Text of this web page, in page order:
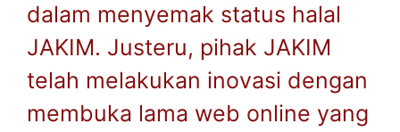
dalam menyemak status halal
JAKIM. Justeru, pihak JAKIM
telah melakukan inovasi dengan
membuka lama web online yang